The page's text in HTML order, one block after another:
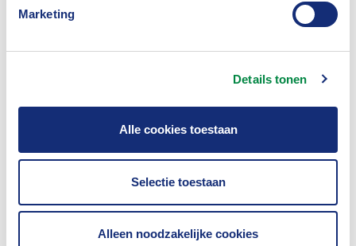
Marketing
Details tonen
Alle cookies toestaan
Selectie toestaan
Alleen noodzakelijke cookies
belangrijker dan maatwerk. De reacties in de zaal
lieten zien dat dit geen keuze is tussen twee